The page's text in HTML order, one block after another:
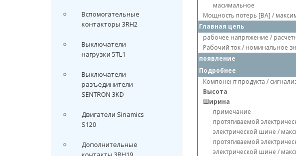
Вспомогательные
контакторы 3RH2
Выключатели
нагрузки 5TL1
Выключатели-
разъединители
SENTRON 3KD
Двигатели Sinamics
S120
Дополнительные
масимальное
Мощность потерь [ВА] /
Главная цепь
рабочее напряжение /
Рабочий ток / номинальное
появление
Подробнее
Компонент продукта /
Высота
Ширина
примечание
протягиваемой
электрической шине /
протягиваемой
электрической шине /